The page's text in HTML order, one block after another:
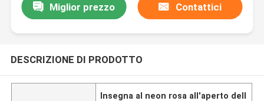
Miglior prezzo Contattici
DESCRIZIONE DI PRODOTTO
Insegna al neon rosa all'aperto dell